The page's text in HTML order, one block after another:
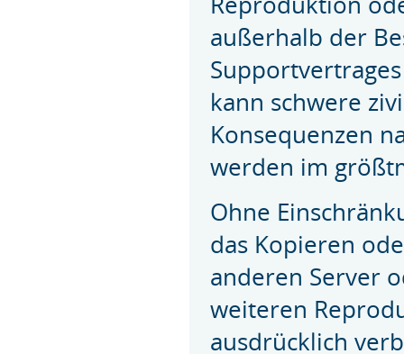
außerhalb der
kann schwere
Konsequenzen
werden im
Ohne
das Kopieren
anderen Server
weiteren
ausdrücklich